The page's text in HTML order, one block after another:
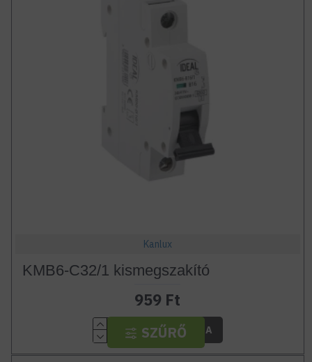
Kanlux
KMB6-C32/1 kismegszakító
959 Ft
Db KOSÁRBA
SZŰRŐ